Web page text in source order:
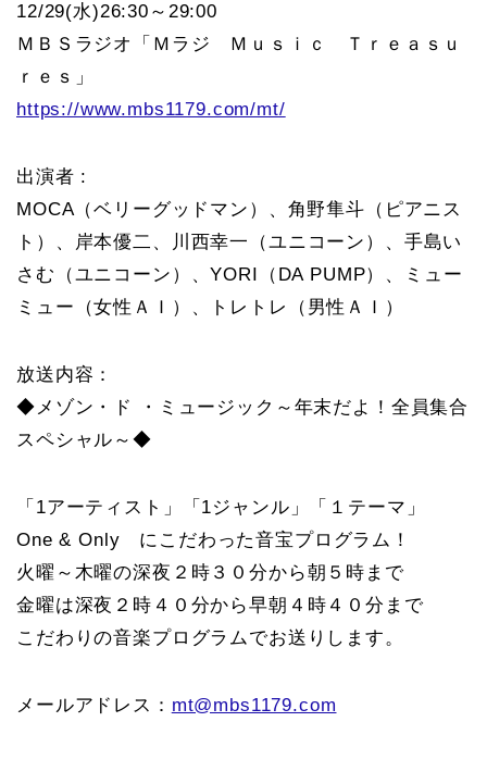
12/29(水)26:30～29:00
ＭＢＳラジオ「Ｍラジ Ｍｕｓｉｃ Ｔｒｅａｓｕ
ｒｅｓ」
https://www.mbs1179.com/mt/
出演者 :
MOCA（ベリーグッドマン）、角野隼斗（ピアニス
ト）、岸本優二、川西幸一（ユニコーン）、手島い
さむ（ユニコーン）、YORI（DA PUMP）、ミュー
ミュー（女性ＡＩ）、トレトレ（男性ＡＩ）
放送内容：
◆メゾン・ド ・ミュージック～年末だよ！全員集合
スペシャル～◆
「1アーティスト」「1ジャンル」「１テーマ」
One & Only にこだわった音宝プログラム！
火曜～木曜の深夜２時３０分から朝５時まで
金曜は深夜２時４０分から早朝４時４０分まで
こだわりの音楽プログラムでお送りします。
メールアドレス： mt@mbs1179.com